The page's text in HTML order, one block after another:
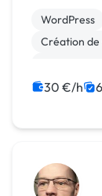
web en html/
spéci...
WordPress
Création
Prestashop
30 €/h